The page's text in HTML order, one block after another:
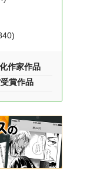
作家作品
賞作品